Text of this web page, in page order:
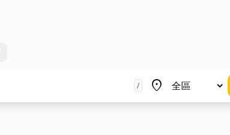
/ place
地區